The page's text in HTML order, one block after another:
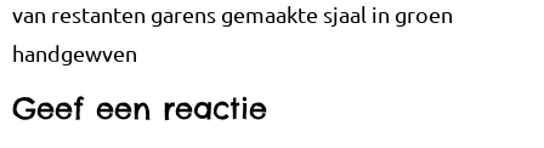
van restanten garens gemaakte sjaal in groen
handgewven
Geef een reactie